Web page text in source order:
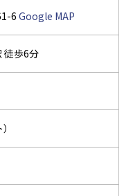
6Google MAP
徒歩6分